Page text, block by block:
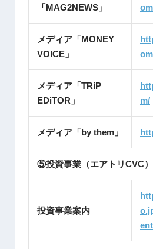
「MAG2NEWS」
メディア「MONEY
VOICE」
メディア「TRiP
EDiTOR」
m/
メディア「by them」
⑤投資事業（エアトリCVC）
投資事業案内